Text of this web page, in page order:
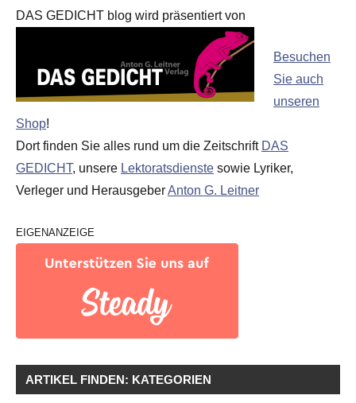
DAS GEDICHT blog wird präsentiert von
Besuchen
Sie auch
unseren
Shop!
Dort finden Sie alles rund um die Zeitschrift DAS
GEDICHT, unsere Lektoratsdienste sowie Lyriker,
Verleger und HerausgeberAnton G. Leitner
EIGENANZEIGE
ARTIKEL FINDEN: KATEGORIEN